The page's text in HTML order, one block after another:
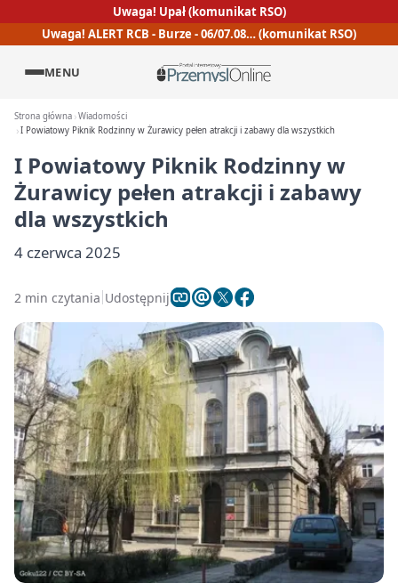
Uwaga! Upał (komunikat RSO)
Uwaga! ALERT RCB - Burze - 06/07.08… (komunikat RSO)
MENU
Strona główna Wiadomości
I Powiatowy Piknik Rodzinny w Żurawicy pełen atrakcji i zabawy dla wszystkich
I Powiatowy Piknik Rodzinny w
Żurawicy pełen atrakcji i zabawy
dla wszystkich
4 czerwca 2025
2 min czytania Udostępnij